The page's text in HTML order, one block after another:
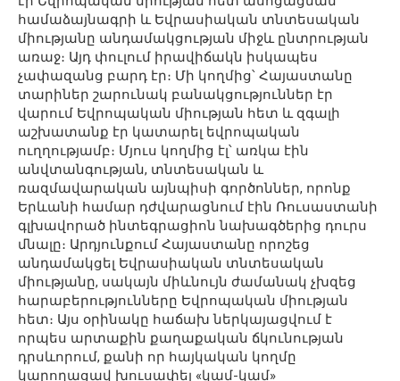
համաձայնագրի և Եվրասիական տնտեսական
միությանը անդամակցության միջև ընտրության
առաջ։ Այդ փուլում իրավիճակն իսկապես
չափազանց բարդ էր։ Մի կողմից՝ Հայաստանը
տարիներ շարունակ բանակցություններ էր
վարում Եվրոպական միության հետ և զգալի
աշխատանք էր կատարել եվրոպական
ուղղությամբ։ Մյուս կողմից էլ՝ առկա էին
անվտանգության, տնտեսական և
ռազմավարական այնպիսի գործոններ, որոնք
Երևանի համար դժվարացնում էին Ռուսաստանի
գլխավորած ինտեգրացիոն նախագծերից դուրս
մնալը։ Արդյունքում Հայաստանը որոշեց
անդամակցել Եվրասիական տնտեսական
միությանը, սակայն միևնույն ժամանակ չխզեց
հարաբերությունները Եվրոպական միության
հետ։ Այս օրինակը հաճախ ներկայացվում է
որպես արտաքին քաղաքական ճկունության
դրսևորում, քանի որ հայկական կողմը
կարողացավ խուսափել «կամ-կամ»